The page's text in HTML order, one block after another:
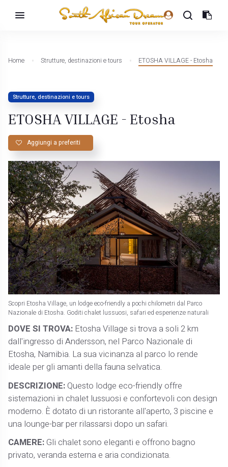
Home Strutture, destinazioni e tours ETOSHA VILLAGE - Etosha
Strutture, destinazioni e tours
ETOSHA VILLAGE - Etosha
Aggiungi a preferiti
Scopri Etosha Village, un lodge eco-friendly a pochi chilometri dal Parco
Nazionale di Etosha. Goditi chalet lussuosi, safari ed esperienze naturali
DOVE SI TROVA: Etosha Village si trova a soli 2 km
dall'ingresso di Andersson, nel Parco Nazionale di
Etosha, Namibia. La sua vicinanza al parco lo rende
ideale per gli amanti della fauna selvatica.
DESCRIZIONE:Questo lodge eco-friendly offre
sistemazioni in chalet lussuosi e confortevoli con design
moderno. È dotato di un ristorante all'aperto, 3 piscine e
una lounge-bar per rilassarsi dopo un safari.
CAMERE:Gli chalet sono eleganti e offrono bagno
privato, veranda esterna e aria condizionata.